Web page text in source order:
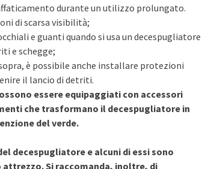
durante un utilizzo prolungato.
di scarsa visibilità;
e guanti quando si usa un decespugliatore
e schegge;
è possibile anche installare protezioni
il lancio di detriti.
essere equipaggiati con accessori
che trasformano il decespugliatore in
del verde.
decespugliatore e alcuni di essi sono
Si raccomanda, inoltre, di